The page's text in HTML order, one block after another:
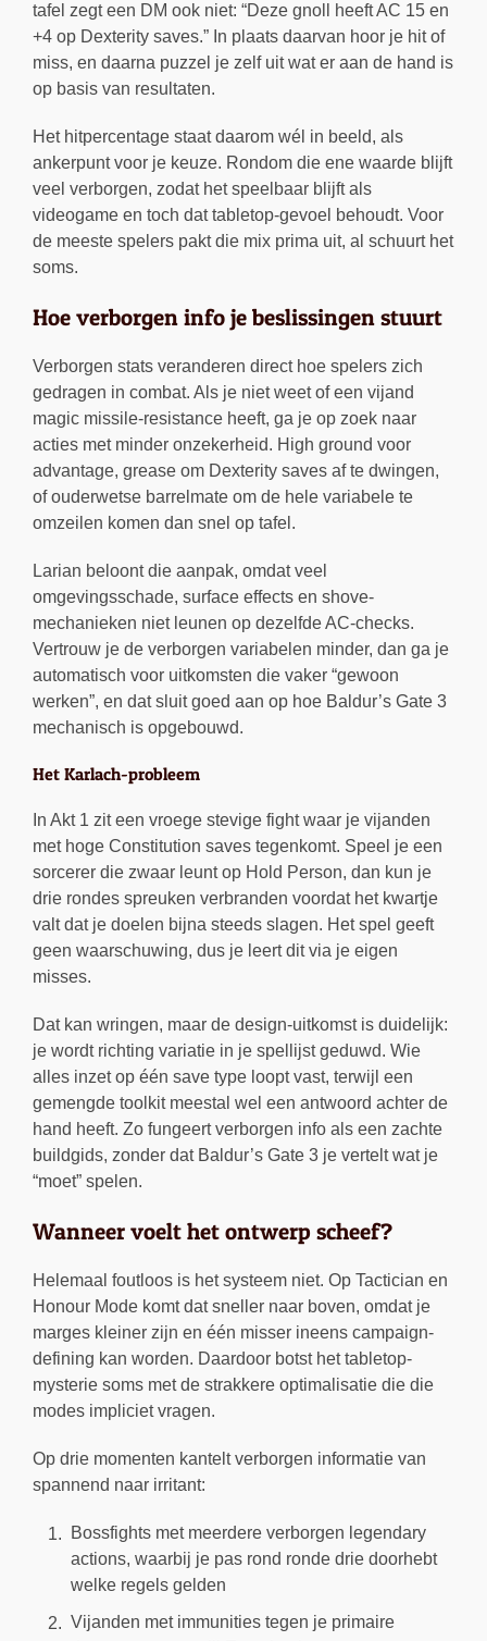
tafel zegt een DM ook niet: “Deze gnoll heeft AC 15 en
+4 op Dexterity saves.” In plaats daarvan hoor je hit of
miss, en daarna puzzel je zelf uit wat er aan de hand is
op basis van resultaten.
Het hitpercentage staat daarom wél in beeld, als
ankerpunt voor je keuze. Rondom die ene waarde blijft
veel verborgen, zodat het speelbaar blijft als
videogame en toch dat tabletop-gevoel behoudt. Voor
de meeste spelers pakt die mix prima uit, al schuurt het
soms.
Hoe verborgen info je beslissingen stuurt
Verborgen stats veranderen direct hoe spelers zich
gedragen in combat. Als je niet weet of een vijand
magic missile-resistance heeft, ga je op zoek naar
acties met minder onzekerheid. High ground voor
advantage, grease om Dexterity saves af te dwingen,
of ouderwetse barrelmate om de hele variabele te
omzeilen komen dan snel op tafel.
Larian beloont die aanpak, omdat veel
omgevingsschade, surface effects en shove-
mechanieken niet leunen op dezelfde AC-checks.
Vertrouw je de verborgen variabelen minder, dan ga je
automatisch voor uitkomsten die vaker “gewoon
werken”, en dat sluit goed aan op hoe Baldur’s Gate 3
mechanisch is opgebouwd.
Het Karlach-probleem
In Akt 1 zit een vroege stevige fight waar je vijanden
met hoge Constitution saves tegenkomt. Speel je een
sorcerer die zwaar leunt op Hold Person, dan kun je
drie rondes spreuken verbranden voordat het kwartje
valt dat je doelen bijna steeds slagen. Het spel geeft
geen waarschuwing, dus je leert dit via je eigen
misses.
Dat kan wringen, maar de design-uitkomst is duidelijk:
je wordt richting variatie in je spellijst geduwd. Wie
alles inzet op één save type loopt vast, terwijl een
gemengde toolkit meestal wel een antwoord achter de
hand heeft. Zo fungeert verborgen info als een zachte
buildgids, zonder dat Baldur’s Gate 3 je vertelt wat je
“moet” spelen.
Wanneer voelt het ontwerp scheef?
Helemaal foutloos is het systeem niet. Op Tactician en
Honour Mode komt dat sneller naar boven, omdat je
marges kleiner zijn en één misser ineens campaign-
defining kan worden. Daardoor botst het tabletop-
mysterie soms met de strakkere optimalisatie die die
modes impliciet vragen.
Op drie momenten kantelt verborgen informatie van
spannend naar irritant:
Bossfights met meerdere verborgen legendary
actions, waarbij je pas rond ronde drie doorhebt
welke regels gelden
Vijanden met immunities tegen je primaire